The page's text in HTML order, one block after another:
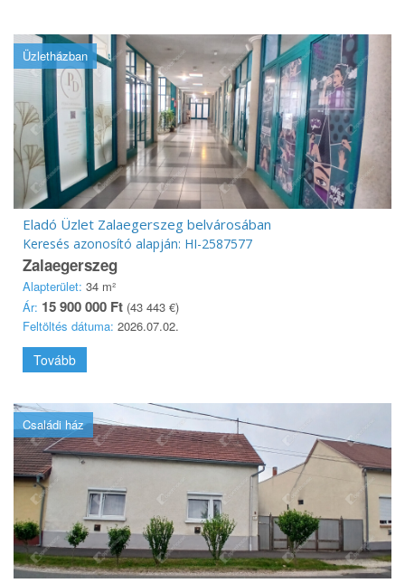
Üzletházban
Eladó Üzlet Zalaegerszeg belvárosában
Keresés azonosító alapján: HI-2587577
Zalaegerszeg
Alapterület: 34 m²
Ár: 15 900 000 Ft (43 443 €)
Feltöltés dátuma: 2026.07.02.
Tovább
Családi ház